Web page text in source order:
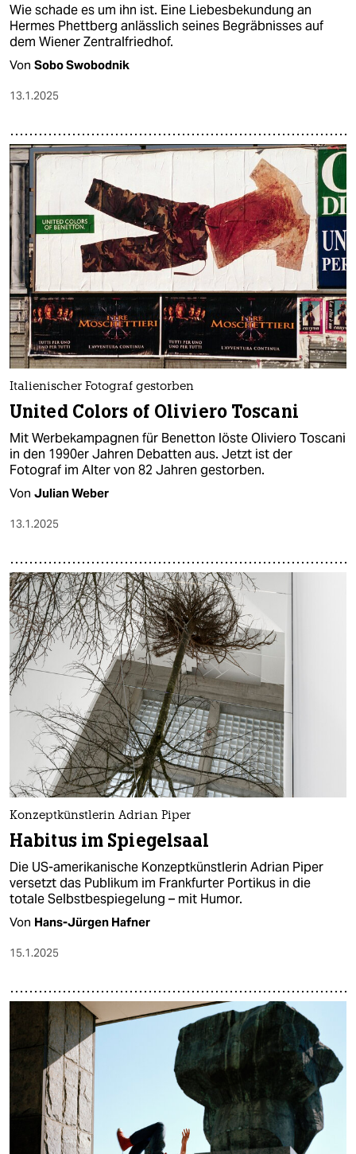
Wie schade es um ihn ist. Eine Liebesbekundung an
Hermes Phettberg anlässlich seines Begräbnisses auf
dem Wiener Zentralfriedhof.
Von Sobo Swobodnik
13.1.2025
Italienischer Fotograf gestorben
United Colors of Oliviero Toscani
Mit Werbekampagnen für Benetton löste Oliviero Toscani
in den 1990er Jahren Debatten aus. Jetzt ist der
Fotograf im Alter von 82 Jahren gestorben.
Von Julian Weber
13.1.2025
Konzeptkünstlerin Adrian Piper
Habitus im Spiegelsaal
Die US-amerikanische Konzeptkünstlerin Adrian Piper
versetzt das Publikum im Frankfurter Portikus in die
totale Selbstbespiegelung ­­– mit Humor.
Von Hans-Jürgen Hafner
15.1.2025